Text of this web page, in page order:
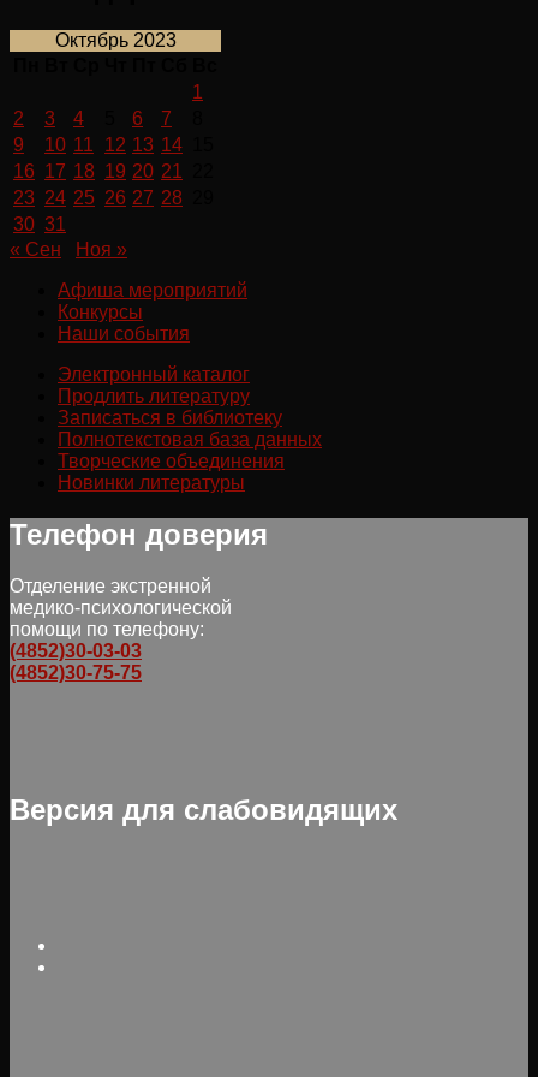
Октябрь 2023
1
2
3 4 6 7
9
10 11 12 13 14
16 17 18 19 20 21
23 24 25 26 27 28
30 31
« Сен
Ноя »
Афиша мероприятий
Конкурсы
Наши события
Электронный каталог
Продлить литературу
Записаться в библиотеку
Полнотекстовая база данных
Творческие объединения
Новинки литературы
Телефон доверия
Отделение экстренной
медико-психологической
помощи по телефону:
(4852)30-03-03
(4852)30-75-75
Версия для слабовидящих